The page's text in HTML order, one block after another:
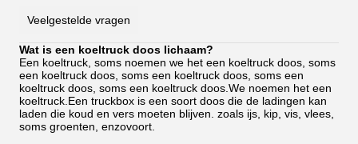
Veelgestelde vragen
Wat is een koeltruck doos lichaam?
Een koeltruck, soms noemen we het een koeltruck doos, soms
een koeltruck doos, soms een koeltruck doos, soms een
koeltruck doos, soms een koeltruck doos.We noemen het een
koeltruck.Een truckbox is een soort doos die de ladingen kan
laden die koud en vers moeten blijven. zoals ijs, kip, vis, vlees,
soms groenten, enzovoort.